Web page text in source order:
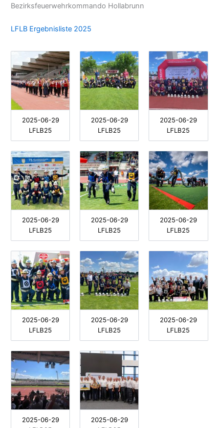
Bezirksfeuerwehrkommando Hollabrunn
LFLB Ergebnisliste 2025
2025-06-29
LFLB25
2025-06-29
LFLB25
2025-06-29
LFLB25
2025-06-29
LFLB25
2025-06-29
LFLB25
2025-06-29
LFLB25
2025-06-29
LFLB25
2025-06-29
LFLB25
2025-06-29
LFLB25
2025-06-29
2025-06-29